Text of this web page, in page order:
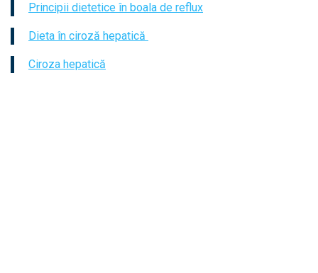
Principii dietetice în boala de reflux
Dieta în ciroză hepatică
Ciroza hepatică